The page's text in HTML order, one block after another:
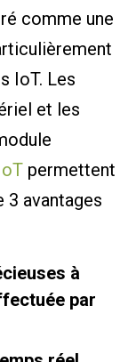
comme une
IoT. Les
et les
permettent
3 avantages
à
par